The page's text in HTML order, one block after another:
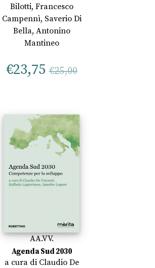
Bilotti, Francesco
Campennì, Saverio Di
Bella, Antonino
Mantineo
€23,75 €25,00
AA.VV.
Agenda Sud 2030
a cura di Claudio De